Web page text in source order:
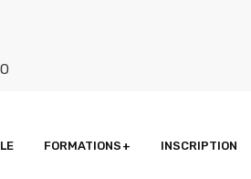
FORMATIONS INSCRIPTION